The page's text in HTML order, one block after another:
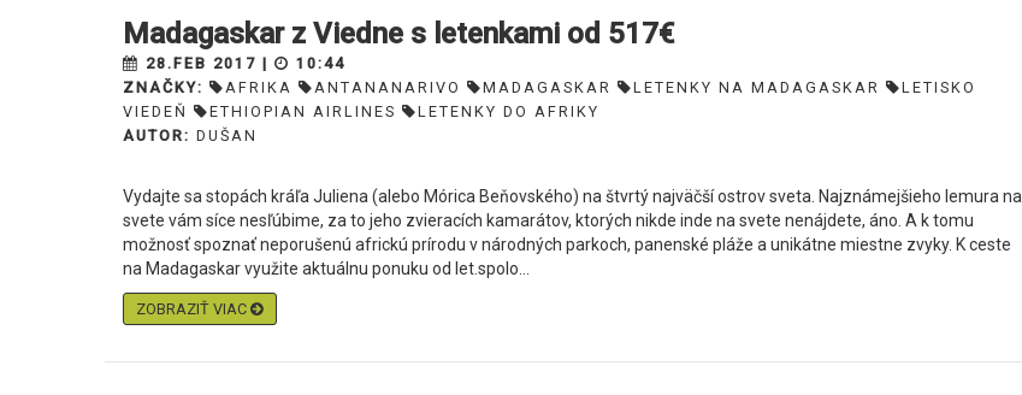
Madagaskar z Viedne s letenkami od 517€
28.FEB 2017 |
10:44
ZNAČKY:
AFRIKA ANTANANARIVO MADAGASKAR LETENKY NA MADAGASKAR
LETISKO
VIEDEŇ
ETHIOPIAN AIRLINES
LETENKY DO AFRIKY
AUTOR: DUŠAN
Vydajte sa stopách kráľa Juliena (alebo Mórica Beňovského) na štvrtý najväčší ostrov sveta. Najznámejšieho lemura na
svete vám síce nesľúbime, za to jeho zvieracích kamarátov, ktorých nikde inde na svete nenájdete, áno. A k tomu
možnosť spoznať neporušenú africkú prírodu v národných parkoch, panenské pláže a unikátne miestne zvyky. K ceste
na Madagaskar využite aktuálnu ponuku od let.spolo...
ZOBRAZIŤ VIAC